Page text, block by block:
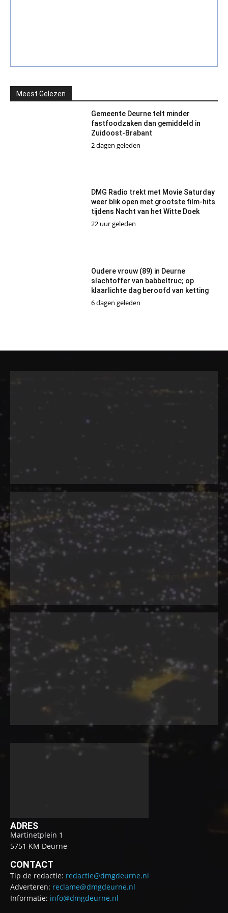
Meest Gelezen
Gemeente Deurne telt minder
fastfoodzaken dan gemiddeld in
Zuidoost-Brabant
2 dagen geleden
DMG Radio trekt met Movie Saturday
weer blik open met grootste film-hits
tijdens Nacht van het Witte Doek
22 uur geleden
Oudere vrouw (89) in Deurne
slachtoffer van babbeltruc; op
klaarlichte dag beroofd van ketting
6 dagen geleden
ADRES
Martinetplein 1
5751 KM Deurne
CONTACT
Tip de redactie: redactie@dmgdeurne.nl
Adverteren: reclame@dmgdeurne.nl
Informatie: info@dmgdeurne.nl